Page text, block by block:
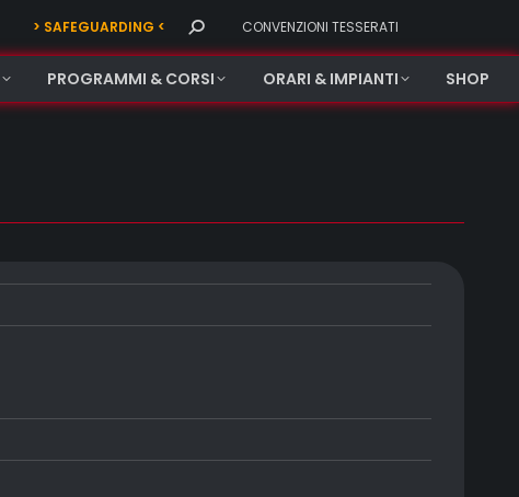
> SAFEGUARDING < Search: CONVENZIONI TESSERATI
PROGRAMMI & CORSI ORARI & IMPIANTI SHOP